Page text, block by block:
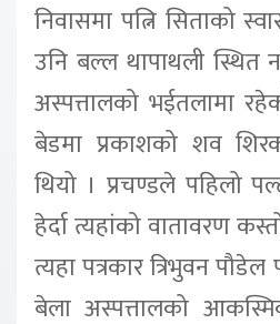
निवासमा पत्नि सिताको
उनि बल्ल थापाथली स्थित
अस्पत्तालको भईतलामा
बेडमा प्रकाशको शव
थियो । प्रचण्डले पहिलो
हेर्दा त्यहांको वातावरण
त्यहा पत्रकार त्रिभुवन
बेला अस्पत्तालको